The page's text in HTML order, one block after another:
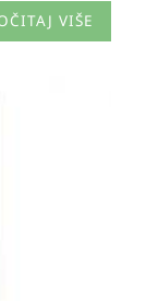
VIŠE